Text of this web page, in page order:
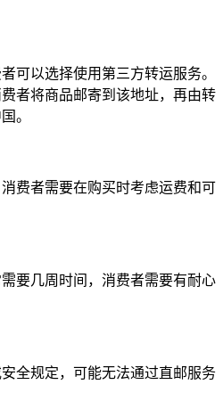
可以选择使用第三方转运服务。
者将商品邮寄到该地址，再由转
。
费者需要在购买时考虑运费和可
要几周时间，消费者需要有耐心
全规定，可能无法通过直邮服务